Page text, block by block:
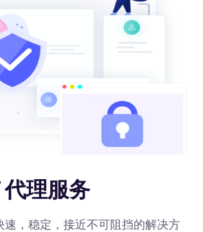
理服务
速，稳定，接近不可阻挡的解决方